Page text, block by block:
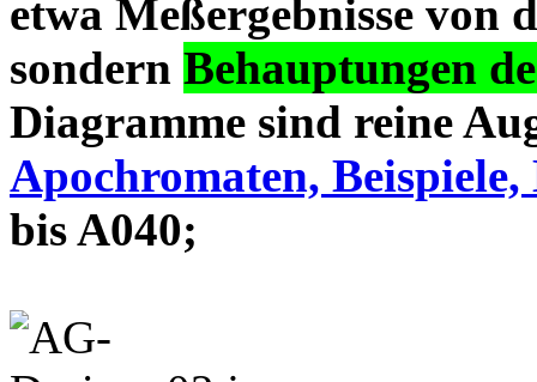
etwa Meßergebnisse von
sondern Behauptungen
Diagramme sind reine
Apochromaten, Beispiele,
bis A040;